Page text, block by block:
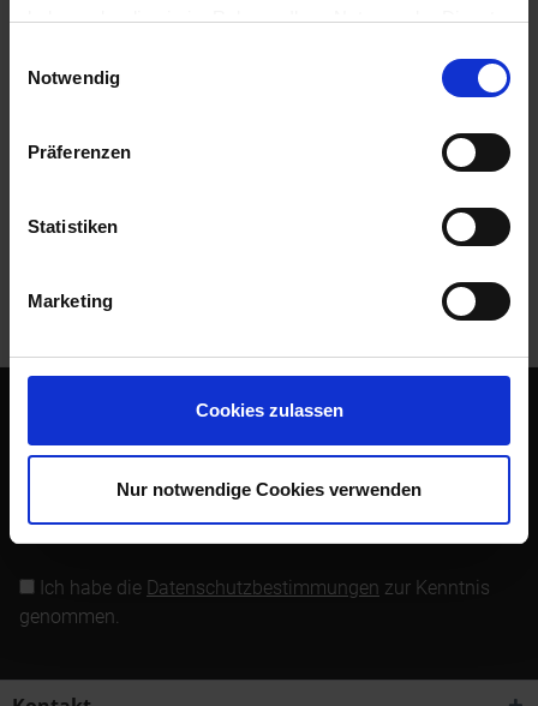
haben oder die sie im Rahmen Ihrer Nutzung der Dienste
Cookies, wenn Sie unsere Webseite weiterhin nutzen.
Notwendig
Präferenzen
Statistiken
Marketing
Cookies zulassen
Nur notwendige Cookies verwenden
Gesamtlänge 425mm (Hülle: 325mm). Dieser Starterzug ist
Bewertungen
Sie keine Neuigkeit oder Aktion mehr von Siebenrock.
Newsletter abonnieren
Ich habe die Datenschutzbestimmungen zur Kenntnis
genommen.